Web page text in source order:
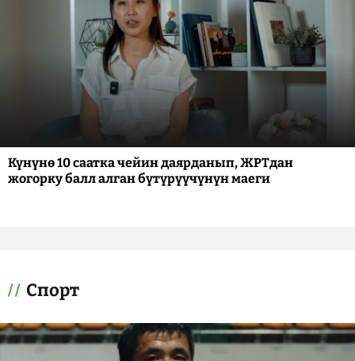
Күнүнө 10 саатка чейин даярданып, ЖРТдан
жогорку балл алган бүтүрүүчүнүн маеги
Спорт